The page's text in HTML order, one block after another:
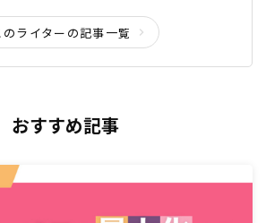
のライターの記事一覧
おすすめ記事